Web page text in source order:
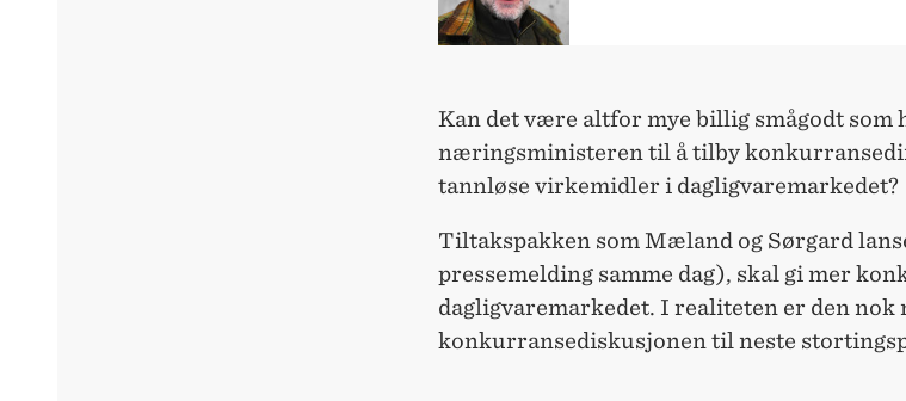
Kan det være altfor mye billig smågodt som
næringsministeren til å tilby
tannløse virkemidler i dagligvaremarkedet?
Tiltakspakken som Mæland og Sørgard
pressemelding samme dag), skal gi mer
dagligvaremarkedet. I realiteten er den nok
konkurransediskusjonen til neste